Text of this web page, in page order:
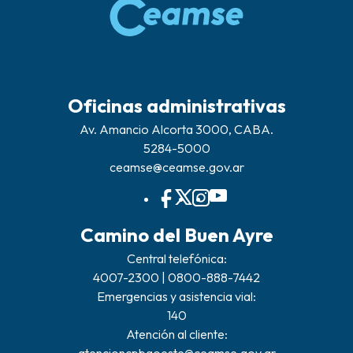
Oficinas administrativas
Av. Amancio Alcorta 3000, CABA.
5284-5000
ceamse@ceamse.gov.ar
Camino del Buen Ayre
Central telefónica:
4007-2300 | 0800-888-7442
Emergencias y asistencia vial:
140
Atención al cliente: